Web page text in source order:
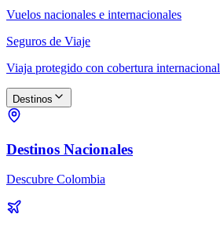
Vuelos nacionales e internacionales
Seguros de Viaje
Viaja protegido con cobertura internacional
Destinos
Destinos Nacionales
Descubre Colombia